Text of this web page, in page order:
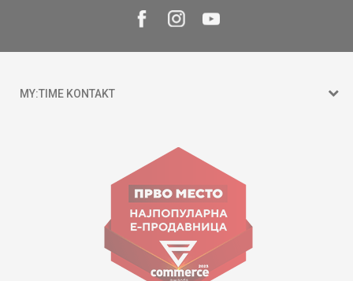
MY:TIME KONTAKT
Goce Nikolovski 74 Shkup
contact@mytime.mk
Orari i punës:
09:00 - 17:00